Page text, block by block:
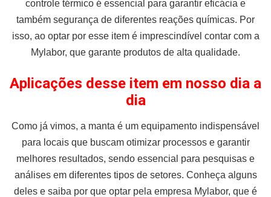
controle térmico é essencial para garantir eficácia e
também segurança de diferentes reações químicas. Por
isso, ao optar por esse item é imprescindível contar com a
Mylabor, que garante produtos de alta qualidade.
Aplicações desse item em nosso dia a
dia
Como já vimos, a manta é um equipamento indispensável
para locais que buscam otimizar processos e garantir
melhores resultados, sendo essencial para pesquisas e
análises em diferentes tipos de setores. Conheça alguns
deles e saiba por que optar pela empresa Mylabor, que é